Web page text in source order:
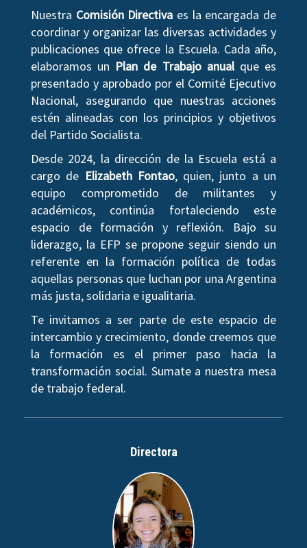
Nuestra Comisión Directiva es la encargada de
coordinar y organizar las diversas actividades y
publicaciones que ofrece la Escuela. Cada año,
elaboramos un Plan de Trabajo anualque es
presentado y aprobado por el Comité Ejecutivo
Nacional, asegurando que nuestras acciones
estén alineadas con los principios y objetivos
del Partido Socialista.
Desde 2024, la dirección de la Escuela está a
cargo de Elizabeth Fontao, quien, junto a un
equipo comprometido de militantes y
académicos, continúa fortaleciendo este
espacio de formación y reflexión. Bajo su
liderazgo, la EFP se propone seguir siendo un
referente en la formación política de todas
aquellas personas que luchan por una Argentina
más justa, solidaria e igualitaria.
Te invitamos a ser parte de este espacio de
intercambio y crecimiento, donde creemos que
la formación es el primer paso hacia la
transformación social. Sumate a nuestra mesa
de trabajo federal.
Directora